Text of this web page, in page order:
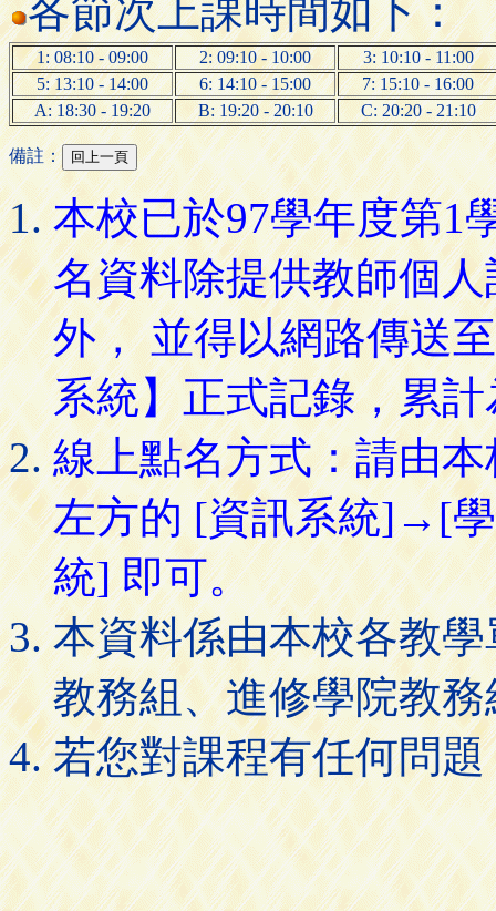
各節次上課時間如下：
1: 08:10 - 09:00 2: 09:10 - 10:00
3: 10:10 - 11:00
5: 13:10 - 14:00
6: 14:10 - 15:00
7: 15:10 - 16:00
A: 18:30 - 19:20
B: 19:20 - 20:10 C: 20:20 - 21:10
備註：
本校已於97學年度第1
名資料除提供教師個
外， 並得以網路傳送
系統】正式記錄，累
線上點名方式：請由
左方的 [資訊系統]→[
統] 即可。
本資料係由本校各教
教務組、進修學院教
若您對課程有任何問